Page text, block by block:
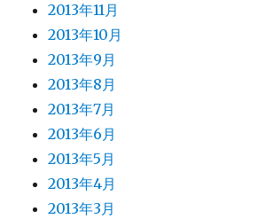
2013年11月
2013年10月
2013年9月
2013年8月
2013年7月
2013年6月
2013年5月
2013年4月
2013年3月